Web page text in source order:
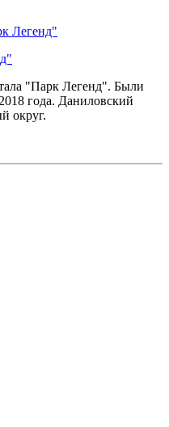
"Парк Легенд". Были
года. Даниловский
округ.